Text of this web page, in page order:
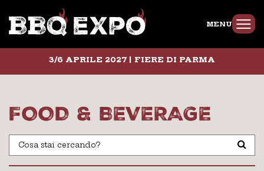
MENU
3/6 APRILE 2027 | FIERE DI PARMA
FOOD & BEVERAGE